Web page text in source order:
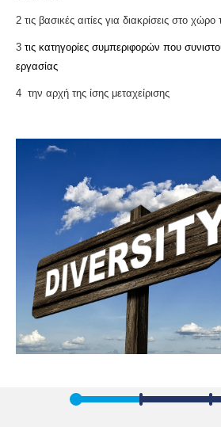
2 τις βασικές αιτίες για διακρίσεις στο
3 τις κατηγορίες συμπεριφορών που
εργασίας
4 την αρχή της ίσης μεταχείρισης